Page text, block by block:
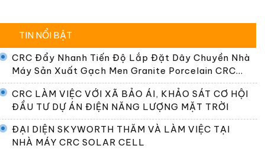
TIN NỔI BẬT
CRC Đẩy Nhanh Tiến Độ Lắp Đặt Dây Chuyền Nhà
Máy Sản Xuất Gạch Men Granite Porcelain CRC
Premier
CRC LÀM VIỆC VỚI XÃ BẢO ÁI, KHẢO SÁT CƠ HỘI
ĐẦU TƯ DỰ ÁN ĐIỆN NĂNG LƯỢNG MẶT TRỜI
ĐẠI DIỆN SKYWORTH THĂM VÀ LÀM VIỆC TẠI
NHÀ MÁY CRC SOLAR CELL